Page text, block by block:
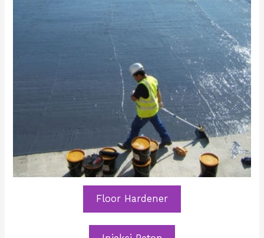
Floor Hardener